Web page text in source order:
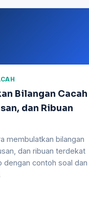
Bilangan Cacah
dan Ribuan
membulatkan bilangan
dan ribuan terdekat
dengan contoh soal dan